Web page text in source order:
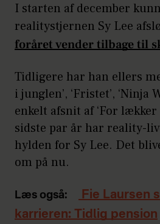
I starten af december
realitystjernen Sy Lee
foråret vender tilbage til
Tidligere har han ellers
i junglen’, ‘Fristet’, ‘Ninja
enkelt afsnit af ‘For lækker
sidste par år har reality-
hylden for Sy Lee. Det
om på nu.
Læs også:
Fie Laursen
karrieren: Tidlig pension